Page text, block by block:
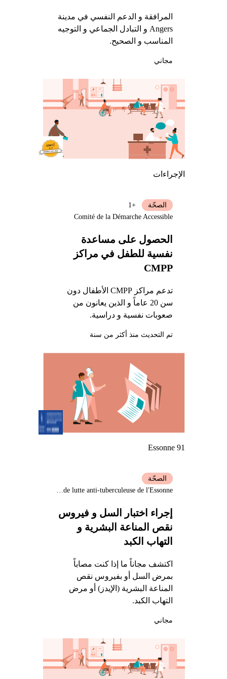
المرافقة و الدعم النفسي في مدينة
Angers و التبادل الجماعي و التوجيه
المناسب و الصحيح.
مجاني
الإجراءات
الحصول على مساعدة
نفسية للطفل في مراكز
CMPP
تدعم مراكز CMPP الأطفال دون
سن 20 عاماً و الذين يعانون من
صعوبات نفسية و دراسية.
الصحّة
+1
Comité de la Démarche Accessible
تم التحديث منذ أكثر من سنة
Essonne 91
إجراء اختبار السل و فيروس
نقص المناعة البشرية و
التهاب الكبد
اكتشف مجاناً ما إذا كنت مصاباً
بمرض السل أو بفيروس نقص
المناعة البشرية (الإيدز) أو مرض
التهاب الكبد.
الصحّة
Centre de lutte anti-tuberculeuse de l'Essonne
مجاني